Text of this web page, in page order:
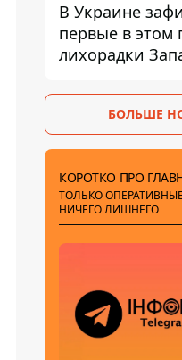
В Украине
первые в этом
лихорадки
после укусов
БОЛЬШЕ
КОРОТКО ПРО
ТОЛЬКО
НИЧЕГО ЛИШНЕГО